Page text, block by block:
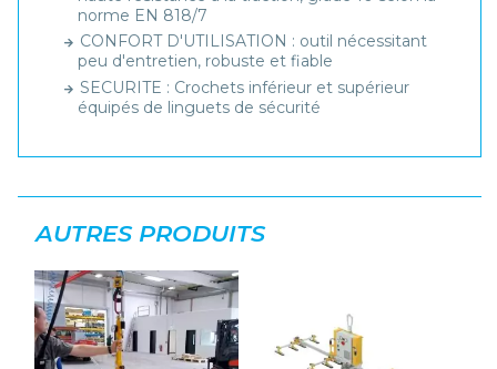
norme EN 818/7
CONFORT D'UTILISATION : outil nécessitant
peu d'entretien, robuste et fiable
SECURITE : Crochets inférieur et supérieur
équipés de linguets de sécurité
AUTRES PRODUITS